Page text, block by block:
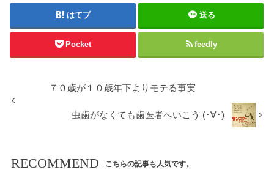
はてブ 送る
Pocket feedly
７０歳が１０歳年下よりモテる事実
虫歯がなくても歯医者へいこう (･∀･)
RECOMMEND こちらの記事も人気です。